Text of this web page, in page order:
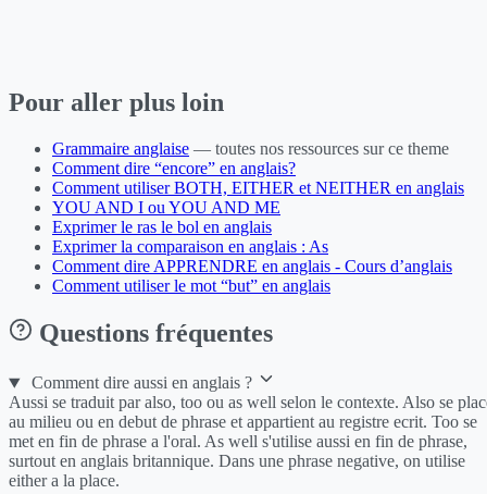
Pour aller plus loin
Grammaire anglaise — toutes nos ressources sur ce theme
Comment dire “encore” en anglais?
Comment utiliser BOTH, EITHER et NEITHER en anglais
YOU AND I ou YOU AND ME
Exprimer le ras le bol en anglais
Exprimer la comparaison en anglais : As
Comment dire APPRENDRE en anglais - Cours d’anglais
Comment utiliser le mot “but” en anglais
Questions fréquentes
Comment dire aussi en anglais ?
Aussi se traduit par also, too ou as well selon le contexte. Also se
au milieu ou en debut de phrase et appartient au registre ecrit. Too se
met en fin de phrase a l'oral. As well s'utilise aussi en fin de phrase,
surtout en anglais britannique. Dans une phrase negative, on utilise
either a la place.